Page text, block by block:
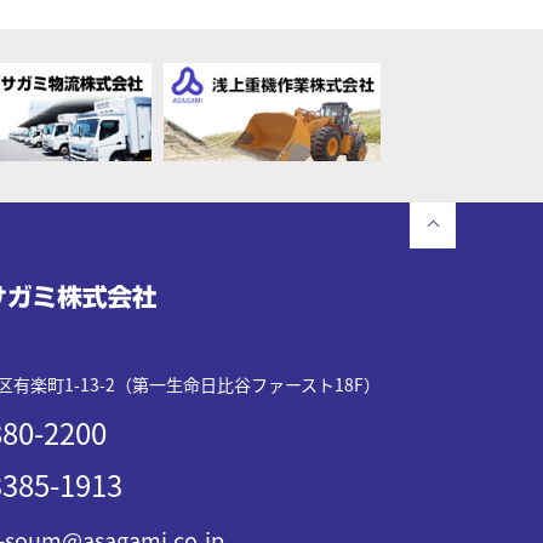
有楽町1-13-2（第一生命日比谷ファースト18F）
2200
1913